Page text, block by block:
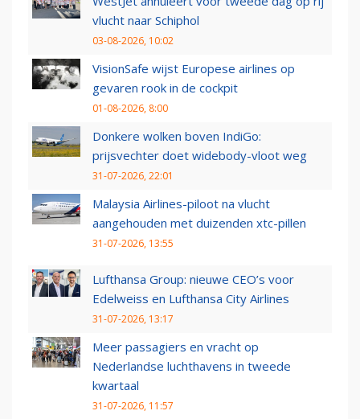
vlucht naar Schiphol
03-08-2026, 10:02
VisionSafe wijst Europese airlines op
gevaren rook in de cockpit
01-08-2026, 8:00
Donkere wolken boven IndiGo:
prijsvechter doet widebody-vloot weg
31-07-2026, 22:01
Malaysia Airlines-piloot na vlucht
aangehouden met duizenden xtc-pillen
31-07-2026, 13:55
Lufthansa Group: nieuwe CEO’s voor
Edelweiss en Lufthansa City Airlines
31-07-2026, 13:17
Meer passagiers en vracht op
Nederlandse luchthavens in tweede
kwartaal
31-07-2026, 11:57